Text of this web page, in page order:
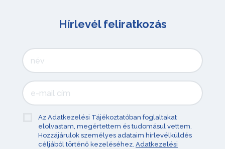
Hírlevél feliratkozás
Az Adatkezelési Tájékoztatóban foglaltakat
elolvastam, megértettem és tudomásul vettem.
Hozzájárulok személyes adataim hírlevélküldés
céljából történő kezeléséhez. Adatkezelési